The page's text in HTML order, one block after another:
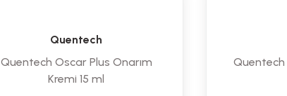
Quentech
Quentech Oscar Plus Onarım
Kremi 15 ml
Quentech